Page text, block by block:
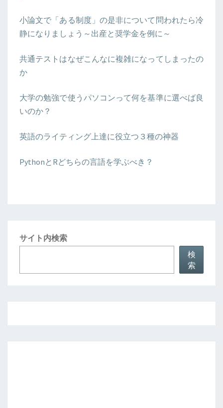
小論文で「ある制度」の是非について問われたら冷
静になりましょう～出産と奨学金を例に～
共通テストはなぜこんなに複雑になってしまったの
か
大学の勉強で使うパソコンって何を基準に選べば良
いのか？
英語のライティング上達に役立つ３種の神器
PythonとRどちらの言語を学ぶべき？
サイト内検索
検
索